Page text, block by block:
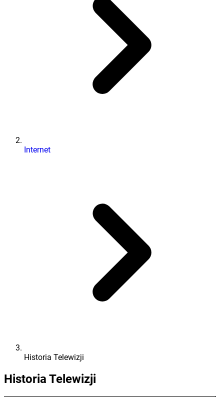
Internet
Historia Telewizji
Historia Telewizji